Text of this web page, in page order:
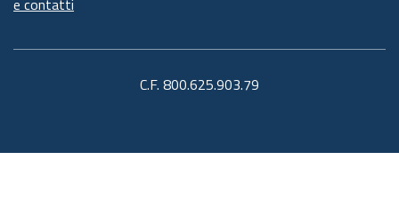
C.F. 800.625.903.79